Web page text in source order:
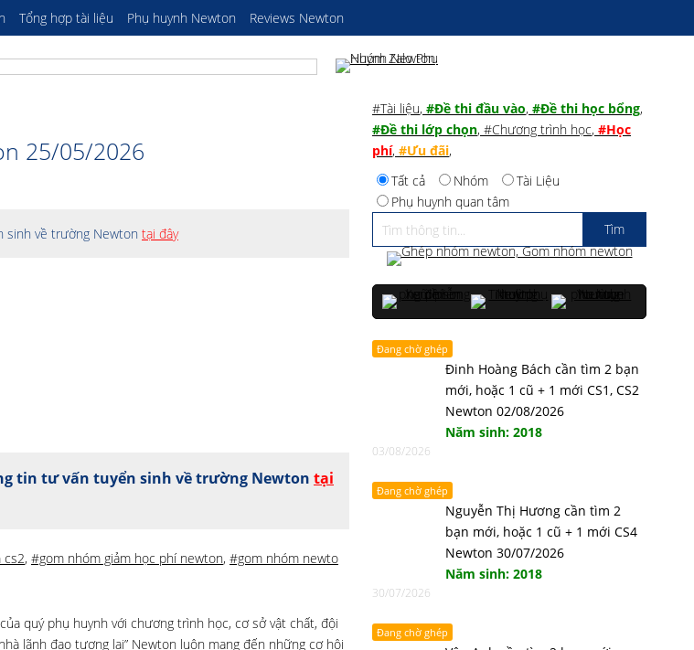
Tổng hợp tài liệu Phụ huynh Newton Reviews Newton
25/05/2026
sinh về trường Newton tại đây
tin tư vấn tuyển sinh về trường Newton tại
cs2, #gom nhóm giảm học phí newton, #gom nhóm newto
quý phụ huynh với chương trình học, cơ sở vật chất, đội
lãnh đạo tương lai” Newton luôn mang đến những cơ hội
#Tài liệu, #Đề thi đầu vào, #Đề thi học bổng,
#Đề thi lớp chọn, #Chương trình học, #Học
phí, #Ưu đãi,
Tất cả
Nhóm
Tài Liệu
Phụ huynh quan tâm
Đang chờ ghép
Đinh Hoàng Bách cần tìm 2 bạn
mới, hoặc 1 cũ + 1 mới CS1, CS2
Newton 02/08/2026
Năm sinh: 2018
03/08/2026
Đang chờ ghép
Nguyễn Thị Hương cần tìm 2
bạn mới, hoặc 1 cũ + 1 mới CS4
Newton 30/07/2026
Năm sinh: 2018
30/07/2026
Đang chờ ghép